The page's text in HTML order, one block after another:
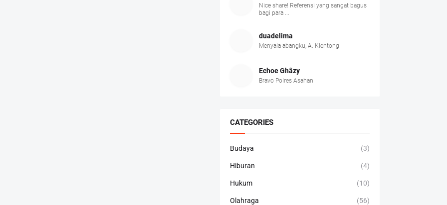
Nice share! Referensi yang sangat bagus
bagi para ...
duadelima
Menyala abangku, A. Klentong
Echoe Ghâzy
Bravo Polres Asahan
CATEGORIES
Budaya (3)
Hiburan (4)
Hukum (10)
Olahraga (56)